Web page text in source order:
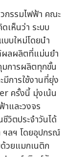
กรรมไฟฟ้า คณะ
เห็นว่า ระบบ
บใหม่โดยนำ
ผลผลิตที่แม่นยำ
มการผลิตทุกขั้น
การใช้งานที่ยุ่ง
ครั้งนี้ มุ่งเน้น
าและวงจร
วิตประจำวันได้
ฯลฯ โดยอุปกรณ์
วยแมกเนติก